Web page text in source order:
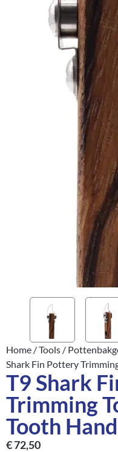
Home /Tools /
Shark Fin Pottery
T9 Shark
Trimming
Tooth
€72,50